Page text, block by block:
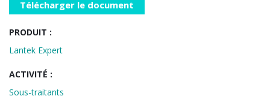
Télécharger le document
PRODUIT :
Lantek Expert
ACTIVITÉ :
Sous-traitants